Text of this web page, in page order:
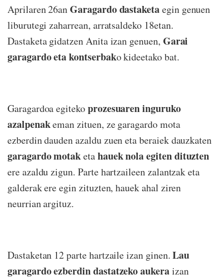
Aprilaren 26anGaragardo dastaketaegin genuen
liburutegi zaharrean, arratsaldeko 18etan.
Dastaketa gidatzen Anita izan genuen, Garai
garagardo eta kontserbako kideetako bat.
Garagardoa egitekoprozesuaren inguruko
azalpenakeman zituen, ze garagardo mota
ezberdin dauden azaldu zuen eta beraiek dauzkaten
garagardo motaketahauek nola egiten dituzten
ere azaldu zigun. Parte hartzaileen zalantzak eta
galderak ere egin zituzten, hauek ahal ziren
neurrian argituz.
Dastaketan 12 parte hartzaile izan ginen.Lau
garagardo ezberdin dastatzeko aukeraizan